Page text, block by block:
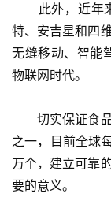
此外，近年来
特、安吉星和四
无缝移动、智能
物联网时代。
切实保证食品
之一，目前全球
万个，建立可靠
要的意义。